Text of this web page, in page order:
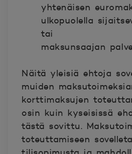
yhtenäisen
ulkopuolella
tai
maksunsaajan
Näitä yleisiä ehtoja
muiden
korttimaksujen
osin kuin kyseisissä
tästä sovittu.
toteuttamiseen